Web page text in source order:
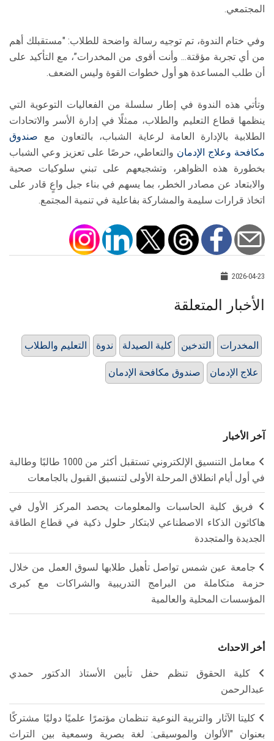
المجتمعي.
وفي ختام الندوة، تم توجيه رسالة واضحة للطلاب: "مستقبلك أهم
من أي تجربة مؤقتة… وأنت أقوى من المخدرات”، مع التأكيد على
أن طلب المساعدة هو أول خطوات القوة وليس الضعف.
وتأتي هذه الندوة في إطار سلسلة من الفعاليات التوعوية التي
ينظمها قطاع التعليم والطلاب، ممثلًا في إدارة الأسر والاتحادات
الطلابية بالإدارة العامة لرعاية الشباب، بالتعاون مع صندوق
مكافحة وعلاج الإدمان والتعاطي، حرصًا على تعزيز وعي الشباب
بخطورة هذه الظواهر، وتشجيعهم على تبني سلوكيات صحية
والابتعاد عن مصادر الخطر، بما يسهم في بناء جيل واعٍ قادر على
اتخاذ قرارات سليمة والمشاركة بفاعلية في تنمية المجتمع.
2026-04-23
الأخبار المتعلقة
التعليم والطلاب ندوة كلية الصيدلة التدخين المخدرات
صندوق مكافحة الإدمان علاج الإدمان
آخر الأخبار
معامل التنسيق الإلكتروني تستقبل أكثر من 1000 طالبًا وطالبة
في أول أيام انطلاق المرحلة الأولى لتنسيق القبول بالجامعات
فريق كلية الحاسبات والمعلومات يحصد المركز الأول في
هاكاثون الذكاء الاصطناعي لابتكار حلول ذكية في قطاع الطاقة
الجديدة والمتجددة
جامعة عين شمس تواصل تأهيل طلابها لسوق العمل من خلال
حزمة متكاملة من البرامج التدريبية والشراكات مع كبرى
المؤسسات المحلية والعالمية
أخر الاحداث
كلية الحقوق تنظم حفل تأبين الأستاذ الدكتور حمدي
عبدالرحمن
كليتا الآثار والتربية النوعية تنظمان مؤتمرًا علميًا دوليًا مشتركًا
بعنوان "الألوان والموسيقى: لغة بصرية وسمعية بين التراث